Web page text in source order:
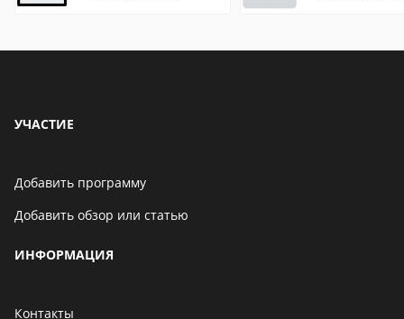
УЧАСТИЕ
Добавить программу
Добавить обзор или статью
ИНФОРМАЦИЯ
Контакты